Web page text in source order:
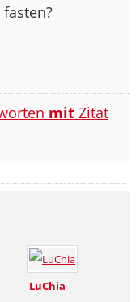
mit Zitat
LuChia